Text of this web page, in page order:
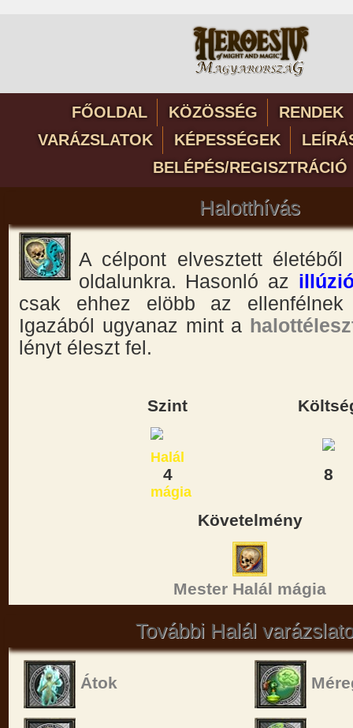
FŐOLDAL KÖZÖSSÉG
RENDEK
VARÁZSLATOK
KÉPESSÉGEK
BELÉPÉS/REGISZTRÁCIÓ
Halotthívás
A célpont elvesztett
oldalunkra. Hasonló az
csak ehhez elöbb az
Igazából ugyanaz mint a
lényt éleszt fel.
Szint
4 8
Követelmény
Mester Halál mágia
További Halál
Átok